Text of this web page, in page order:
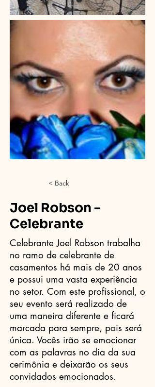
< Back
Joel Robson -
Celebrante
Celebrante Joel Robson trabalha
no ramo de celebrante de
casamentos há mais de 20 anos
e possui uma vasta experiência
no setor. Com este profissional, o
seu evento será realizado de
uma maneira diferente e ficará
marcada para sempre, pois será
única. Vocês irão se emocionar
com as palavras no dia da sua
cerimônia e deixarão os seus
convidados emocionados.